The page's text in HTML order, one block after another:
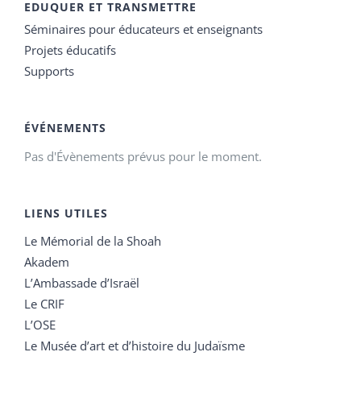
EDUQUER ET TRANSMETTRE
Séminaires pour éducateurs et enseignants
Projets éducatifs
Supports
ÉVÉNEMENTS
Pas d'Évènements prévus pour le moment.
LIENS UTILES
Le Mémorial de la Shoah
Akadem
L’Ambassade d’Israël
Le CRIF
L’OSE
Le Musée d’art et d’histoire du Judaïsme